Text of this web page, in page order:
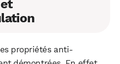
propriétés anti-